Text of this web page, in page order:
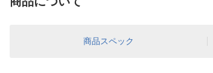
商品スペック